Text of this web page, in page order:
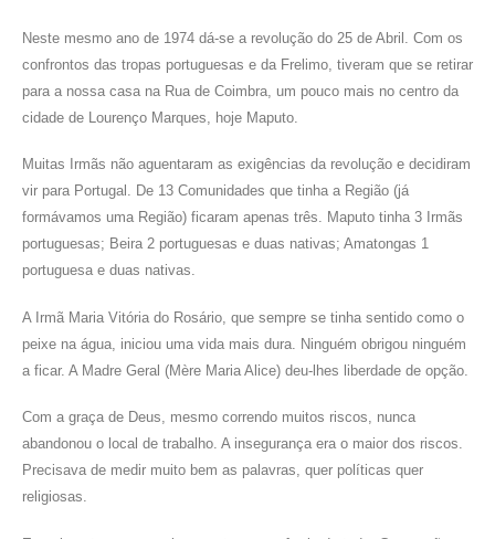
Neste mesmo ano de 1974 dá-se a revolução do 25 de Abril. Com os
confrontos das tropas portuguesas e da Frelimo, tiveram que se retirar
para a nossa casa na Rua de Coimbra, um pouco mais no centro da
cidade de Lourenço Marques, hoje Maputo.
Muitas Irmãs não aguentaram as exigências da revolução e decidiram
vir para Portugal. De 13 Comunidades que tinha a Região (já
formávamos uma Região) ficaram apenas três. Maputo tinha 3 Irmãs
portuguesas; Beira 2 portuguesas e duas nativas; Amatongas 1
portuguesa e duas nativas.
A Irmã Maria Vitória do Rosário, que sempre se tinha sentido como o
peixe na água, iniciou uma vida mais dura. Ninguém obrigou ninguém
a ficar. A Madre Geral (Mère Maria Alice) deu-lhes liberdade de opção.
Com a graça de Deus, mesmo correndo muitos riscos, nunca
abandonou o local de trabalho. A insegurança era o maior dos riscos.
Precisava de medir muito bem as palavras, quer políticas quer
religiosas.